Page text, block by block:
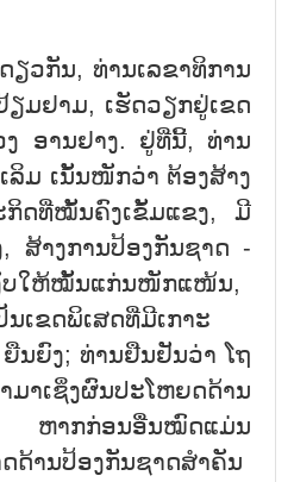
ນ, ທ່ານເລຂາທິການ
ຽມຢາມ, ເຮັດວຽກຢູ່ເຂດ
ງ ອານຢາງ. ຢູ່ທີ່ນີ້, ທ່ານ
ລິມ ເນັ້ນໜັກວ່າ ຕ້ອງສ້າງ
ກິດທີ່ໝັ້ນຄົງເຂັ້ມແຂງ, ມີ
ສ້າງການປ້ອງກັນຊາດ -
ບໃຫ້ໝັ້ນແກ່ນໜັກແໜ້ນ,
ເຂດພິເສດທີ່ມີເກາະ
ນຍົງ; ທ່ານຢືນຢັນວ່າ ໂຖ
ເຊິ່ງຜົນປະໂຫຍດດ້ານ
, ຫາກກ່ອນອື່ນໝົດແມ່ນ
ດ້ານປ້ອງກັນຊາດສຳຄັນ